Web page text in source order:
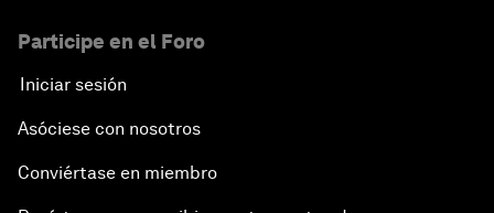
Participe en el Foro
Iniciar sesión
Asóciese con nosotros
Conviértase en miembro